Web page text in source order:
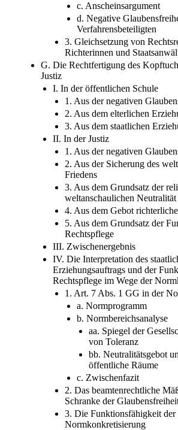
c. Anscheinsargument
d. Negative
Verfahrensbeteiligten
3. Gleichsetzung von
Richterinnen und
G. Die Rechtfertigung des
Justiz
I. In der öffentlichen Schule
1. Aus der negativen
2. Aus dem elterlichen
3. Aus dem staatlichen
II. In der Justiz
1. Aus der negativen
2. Aus der Sicherung des
Friedens
3. Aus dem Grundsatz der
weltanschaulichen Neutralität
4. Aus dem Gebot
5. Aus dem Grundsatz der
Rechtspflege
III. Zwischenergebnis
IV. Die Interpretation des
Erziehungsauftrags und der
Rechtspflege im Wege der
1. Art. 7 Abs. 1 GG in der
a. Normprogramm
b. Normbereichsanalyse
aa. Spiegel der
von Toleranz
bb. Neutralitätsgebot
öffentliche Räume
c. Zwischenfazit
2. Das beamtenrechtliche
Schranke der
3. Die Funktionsfähigkeit der
Normkonkretisierung